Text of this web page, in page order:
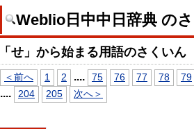
Weblio日中中日辞典 の
「せ」から始まる用語のさくいん
＜前へ 1 2 .... 75 76 77 78 79
.... 204 205 次へ＞